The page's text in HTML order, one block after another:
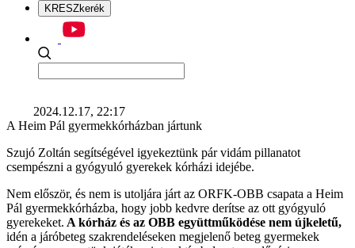
KRESZkerék
2024.12.17, 22:17
A Heim Pál gyermekkórházban jártunk
Szujó Zoltán segítségével igyekeztünk pár vidám pillanatot
csempészni a gyógyuló gyerekek kórházi idejébe.
Nem először, és nem is utoljára járt az ORFK-OBB csapata a Heim
Pál gyermekkórházba, hogy jobb kedvre derítse az ott gyógyuló
gyerekeket. A kórház és az OBB együttműködése nem újkeletű,
idén a járóbeteg szakrendeléseken megjelenő beteg gyermekek